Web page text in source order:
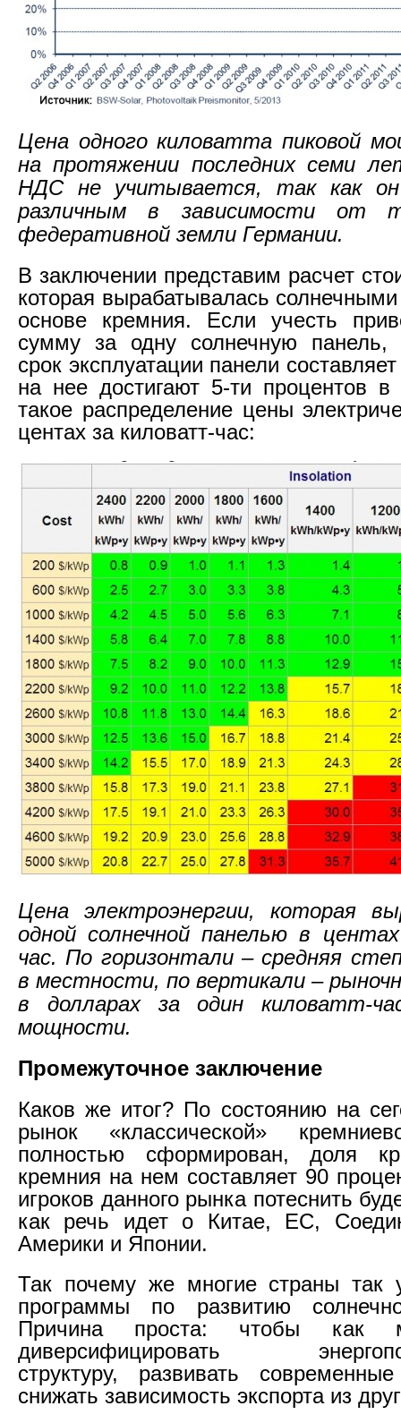
Цена одного киловатта пиковой
на протяжении последних семи
НДС не учитывается, так как
различным в зависимости от
федеративной земли Германии.
В заключении представим расчет
которая вырабатывалась
основе кремния. Если учесть
сумму за одну солнечную панель,
срок эксплуатации панели
на нее достигают 5-ти процентов
такое распределение цены
центах за киловатт-час:
Цена электроэнергии, которая
одной солнечной панелью в
час. По горизонтали – средняя
в местности, по вертикали –
в долларах за один киловатт-
мощности.
Промежуточное заключение
Каков же итог? По состоянию на
рынок «классической»
полностью сформирован, доля
кремния на нем составляет 90
игроков данного рынка потеснить
как речь идет о Китае, ЕС,
Америки и Японии.
Так почему же многие страны так
программы по развитию
Причина проста: чтобы как
диверсифицировать
структуру, развивать
снижать зависимость экспорта из